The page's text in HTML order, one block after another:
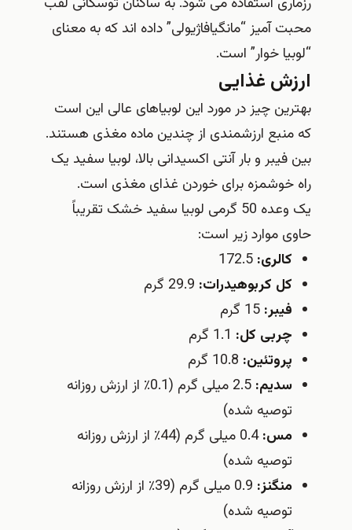
محبت آمیز “مانگیافاژیولی” داده اند که به معنای
“لوبیا خوار” است.
ارزش غذایی
بهترین چیز در مورد این لوبیاهای عالی این است
که منبع ارزشمندی از چندین ماده مغذی هستند.
بین فیبر و بار آنتی اکسیدانی بالا، لوبیا سفید یک
راه خوشمزه برای خوردن غذای مغذی است.
یک وعده 50 گرمی لوبیا سفید خشک تقریباً
حاوی موارد زیر است:
کالری: 172.5
کل کربوهیدرات:
فیبر: 15 گرم
چربی کل:
پروتئین:
سدیم:
2.5 میلی گرم (0.1٪ از ارزش روزانه
توصیه شده)
مس:
0.4 میلی گرم (44٪ از ارزش روزانه
توصیه شده)
منگنز:
0.9 میلی گرم (39٪ از ارزش روزانه
توصیه شده)